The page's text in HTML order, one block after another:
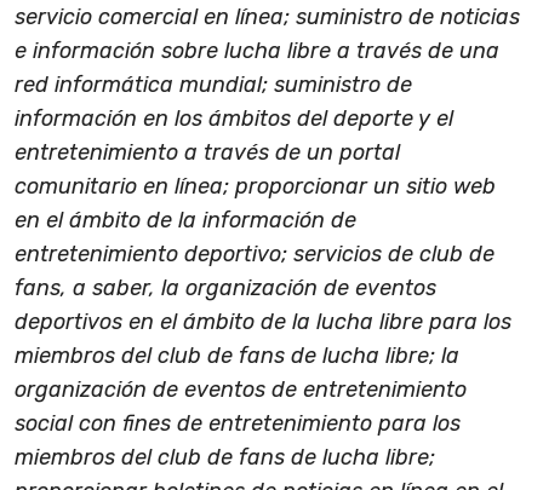
servicio comercial en línea; suministro de noticias
e información sobre lucha libre a través de una
red informática mundial; suministro de
información en los ámbitos del deporte y el
entretenimiento a través de un portal
comunitario en línea; proporcionar un sitio web
en el ámbito de la información de
entretenimiento deportivo; servicios de club de
fans, a saber, la organización de eventos
deportivos en el ámbito de la lucha libre para los
miembros del club de fans de lucha libre; la
organización de eventos de entretenimiento
social con fines de entretenimiento para los
miembros del club de fans de lucha libre;